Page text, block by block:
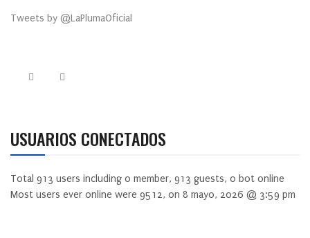
Tweets by @LaPlumaOficial
USUARIOS CONECTADOS
Total 913 users including 0 member, 913 guests, 0 bot online
Most users ever online were 9512, on 8 mayo, 2026 @ 3:59 pm